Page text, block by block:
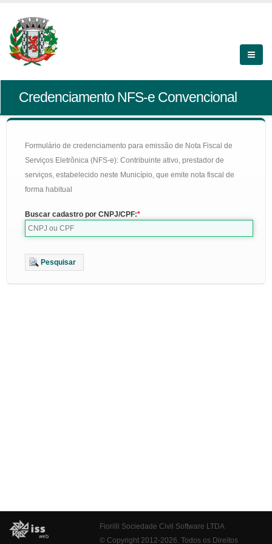
Credenciamento NFS-e Convencional
Formulário de credenciamento para emissão de Nota Fiscal de
Serviços Eletrônica (NFS-e): Contribuinte ativo, prestador de
serviços, estabelecido neste Município, que emite nota fiscal de
forma habitual
Buscar cadastro por CNPJ/CPF:
Pesquisar
Fiorilli Sociedade Civil Software LTDA
© Copyright 2012-2026. Todos os Direitos